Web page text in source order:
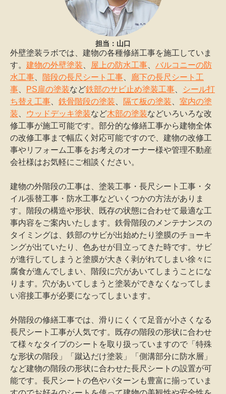
担当：山口
外壁塗装ラボでは、建物の各種修繕工事を施工していま
す。 建物の外壁塗装 屋上の防水工事
バルコニーの防
水工事
階段の長尺シート工事
廊下の長尺シート工
事
PS扉の塗装など鉄部のサビ止め塗装工事
シール打
ち替え工事
鉄骨階段の塗装 隔て板の塗装
室内の塗
装
ウッドデッキ塗装など木部の塗装などいろいろな改
修工事が施工可能です。部分的な修繕工事から建物全体
の改修工事まで幅広く対応可能ですので、建物の改修工
事やリフォーム工事をお考えのオーナー様や管理不動産
会社様はお気軽にご相談ください。
建物の外階段の工事は、塗装工事・長尺シート工事・タ
イル張替工事・防水工事などいくつかの方法がありま
す。階段の構造や形状、既存の状態に合わせて最適な工
事内容をご案内いたします。鉄骨階段のメンテナンスの
タイミングは、鉄部のサビが出始めたり塗膜のチョーキ
ングが出ていたり、色あせが目立ってきた時です。サビ
が進行してしまうと塗膜が大きく剥がれてしまい徐々に
腐食が進んでしまい、階段に穴があいてしまうことにな
ります。穴があいてしまうと塗装ができなくなってしま
い溶接工事が必要になってしまいます。
外階段の修繕工事では、滑りにくくて足音が小さくなる
長尺シート工事が人気です。既存の階段の形状に合わせ
て様々なタイプのシートを取り扱っていますので「特殊
な形状の階段」「蹴込だけ塗装」「側溝部分に防水層」
など建物の階段の形状に合わせた長尺シートの設置が可
能です。長尺シートの色やパターンも豊富に揃っていま